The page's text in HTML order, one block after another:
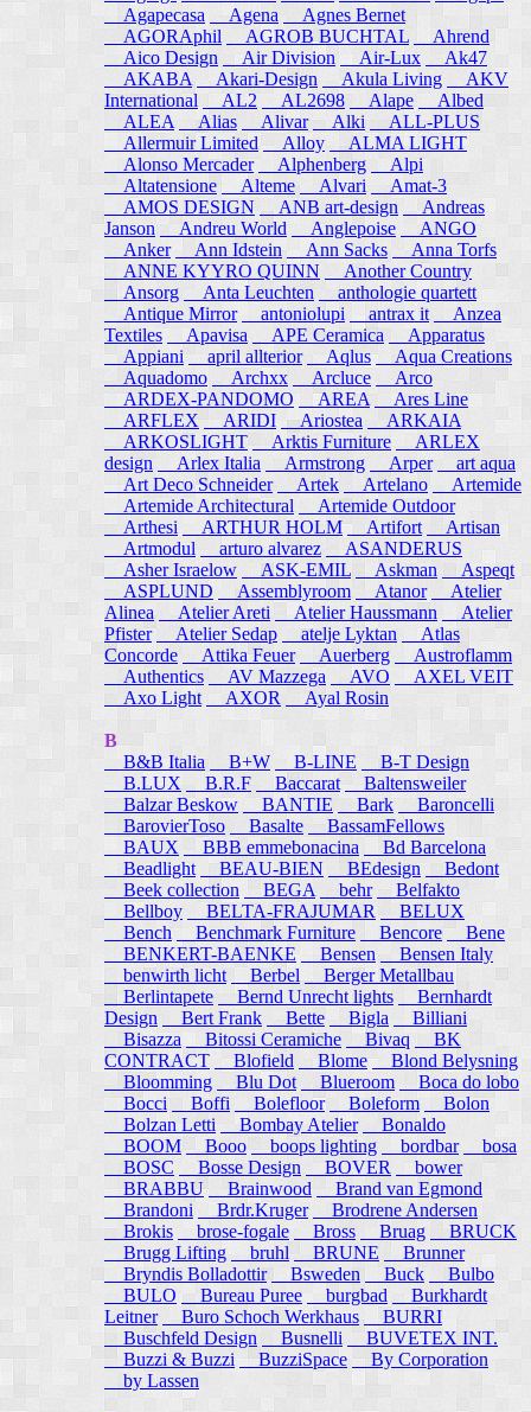
Agapecasa
Agena
Agnes Bernet
AGORAphil
AGROB BUCHTAL
Ahrend
Aico Design
Air Division Air-Lux
Ak47
AKABA
Akari-Design Akula Living
AKV
International
AL2 AL2698 Alape
Albed
ALEA
Alias Alivar Alki
ALL-PLUS
Allermuir Limited
Alloy
ALMA LIGHT
Alonso Mercader
Alphenberg
Alpi
Altatensione
Alteme Alvari
Amat-3
AMOS DESIGN
ANB art-design
Andreas
Janson
Andreu World Anglepoise
ANGO
Anker
Ann Idstein Ann Sacks
Anna Torfs
ANNE KYYRO QUINN
Another Country
Ansorg
Anta Leuchten
anthologie quartett
Antique Mirror
antoniolupi antrax it
Anzea
Textiles
Apavisa APE Ceramica
Apparatus
Appiani
april allterior Aqlus Aqua Creations
Aquadomo
Archxx Arcluce
Arco
ARDEX-PANDOMO
AREA
Ares Line
ARFLEX
ARIDI Ariostea
ARKAIA
ARKOSLIGHT
Arktis Furniture
ARLEX
design
Arlex Italia Armstrong Arper
art aqua
Art Deco Schneider
Artek Artelano
Artemide
Artemide Architectural
Artemide Outdoor
Arthesi
ARTHUR HOLM Artifort
Artisan
Artmodul
arturo alvarez
ASANDERUS
Asher Israelow
ASK-EMIL Askman
Aspeqt
ASPLUND
Assemblyroom Atanor
Atelier
Alinea
Atelier Areti Atelier Haussmann
Atelier
Pfister
Atelier Sedap atelje Lyktan
Atlas
Concorde
Attika Feuer Auerberg
Austroflamm
Authentics
AV Mazzega AVO
AXEL VEIT
Axo Light
AXOR Ayal Rosin
B
B&B Italia
B+W B-LINE
B-T Design
B.LUX
B.R.F Baccarat
Baltensweiler
Balzar Beskow
BANTIE Bark
Baroncelli
BarovierToso
Basalte
BassamFellows
BAUX
BBB emmebonacina
Bd Barcelona
Beadlight
BEAU-BIEN BEdesign
Bedont
Beek collection
BEGA behr
Belfakto
Bellboy
BELTA-FRAJUMAR
BELUX
Bench
Benchmark Furniture Bencore
Bene
BENKERT-BAENKE
Bensen
Bensen Italy
benwirth licht
Berbel
Berger Metallbau
Berlintapete
Bernd Unrecht lights
Bernhardt
Design
Bert Frank Bette Bigla
Billiani
Bisazza
Bitossi Ceramiche Bivaq
BK
CONTRACT
Blofield Blome Blond Belysning
Bloomming
Blu Dot Blueroom
Boca do lobo
Bocci
Boffi Bolefloor Boleform
Bolon
Bolzan Letti
Bombay Atelier
Bonaldo
BOOM
Booo boops lighting bordbar
bosa
BOSC
Bosse Design BOVER
bower
BRABBU
Brainwood
Brand van Egmond
Brandoni
Brdr.Kruger
Brodrene Andersen
Brokis
brose-fogale Bross Bruag
BRUCK
Brugg Lifting
bruhl BRUNE
Brunner
Bryndis Bolladottir
Bsweden Buck
Bulbo
BULO
Bureau Puree burgbad
Burkhardt
Leitner
Buro Schoch Werkhaus
BURRI
Buschfeld Design
Busnelli
BUVETEX INT.
Buzzi & Buzzi
BuzziSpace By Corporation
by Lassen